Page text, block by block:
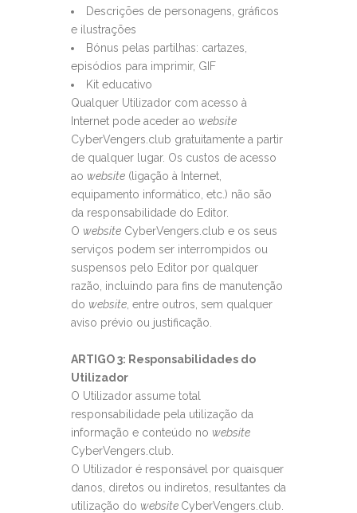
Descrições de personagens, gráficos
e ilustrações
Bónus pelas partilhas: cartazes,
episódios para imprimir, GIF
Kit educativo
Qualquer Utilizador com acesso à
Internet pode aceder ao website
CyberVengers.club gratuitamente a partir
de qualquer lugar. Os custos de acesso
ao website (ligação à Internet,
equipamento informático, etc.) não são
da responsabilidade do Editor.
O website CyberVengers.club e os seus
serviços podem ser interrompidos ou
suspensos pelo Editor por qualquer
razão, incluindo para fins de manutenção
do website , entre outros, sem qualquer
aviso prévio ou justificação.
ARTIGO 3: Responsabilidades do
Utilizador
O Utilizador assume total
responsabilidade pela utilização da
informação e conteúdo no website
CyberVengers.club.
O Utilizador é responsável por quaisquer
danos, diretos ou indiretos, resultantes da
utilização do website CyberVengers.club.